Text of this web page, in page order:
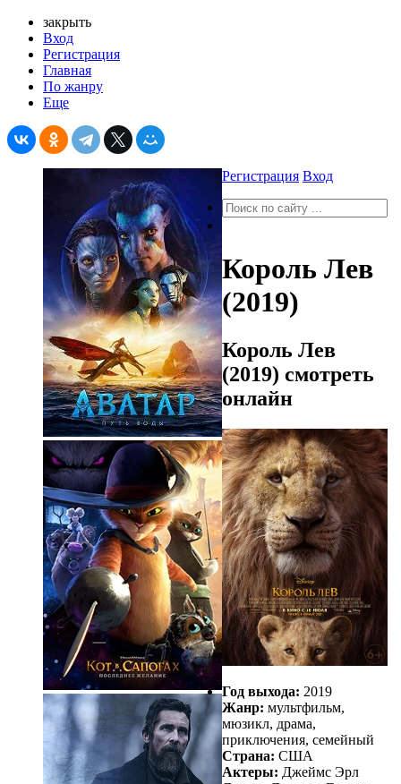
закрыть
Вход
Регистрация
Главная
По жанру
Еще
Регистрация Вход
Король Лев
(2019)
Король Лев
(2019) смотреть
онлайн
Год выхода: 2019
Жанр: мультфильм,
мюзикл, драма,
приключения, семейный
Страна: США
Актеры: Джеймс Эрл